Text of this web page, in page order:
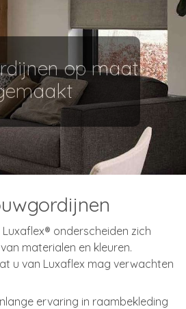
op maat
onderscheiden zich
materialen en kleuren.
u van Luxaflex mag verwachten
ervaring in raambekleding